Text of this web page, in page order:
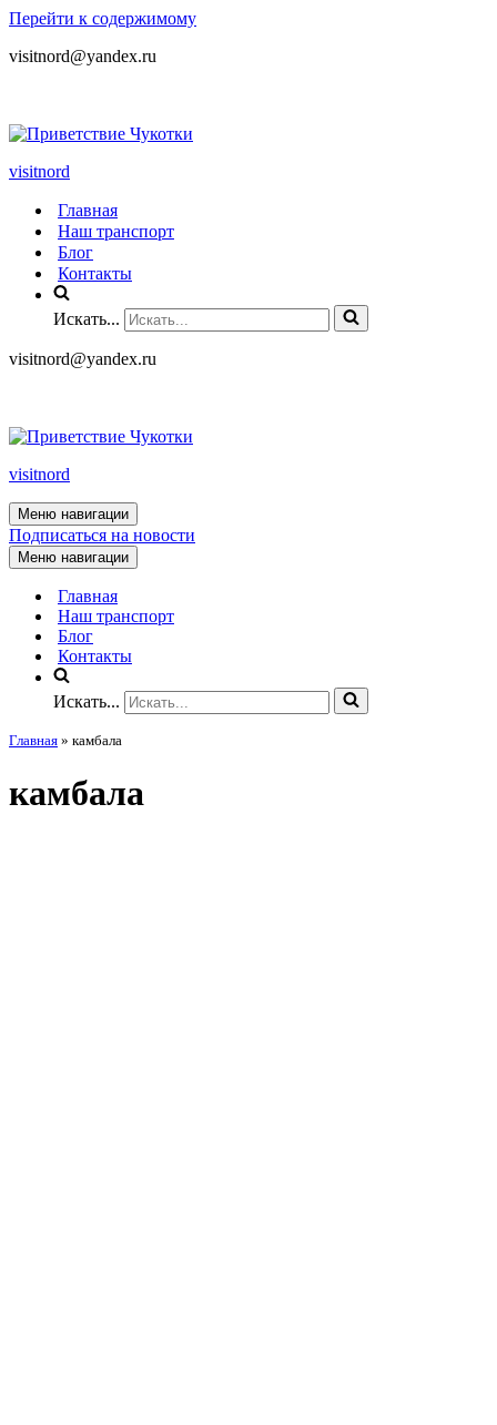
Перейти к содержимому
visitnord@yandex.ru
visitnord
Главная
Наш транспорт
Блог
Контакты
Искать...
visitnord@yandex.ru
visitnord
Меню навигации
Подписаться на новости
Меню навигации
Главная
Наш транспорт
Блог
Контакты
Искать...
Главная » камбала
камбала